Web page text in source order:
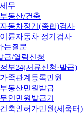
세무
부동산/건축
자동차정기(종합)검사
이륜자동차 정기검사
는질문
급/열람신청
정부24(서류신청·발급)
가족관계등록민원
부동산민원발급
무인민원발급기
건축인허가민원(세움터)